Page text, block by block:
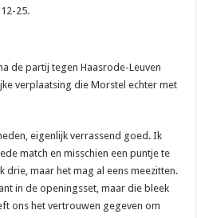
25.
de partij tegen Haasrode-Leuven
verplaatsing die Morstel echter met
eigenlijk verrassend goed. Ik
match en misschien een puntje te
drie, maar het mag al eens meezitten.
in de openingsset, maar die bleek
ons het vertrouwen gegeven om